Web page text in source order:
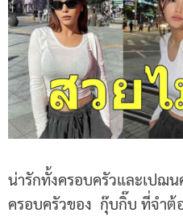
น่ารักทั้งครอบครัวและเปฌ
ครอบครัวของ กุ๊บกิ๊บ ที่จำต้